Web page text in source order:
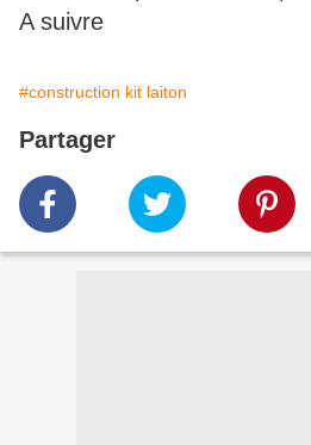
A suivre
#construction kit laiton
Partager